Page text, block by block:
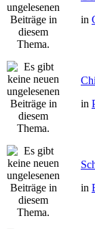
in
in
in